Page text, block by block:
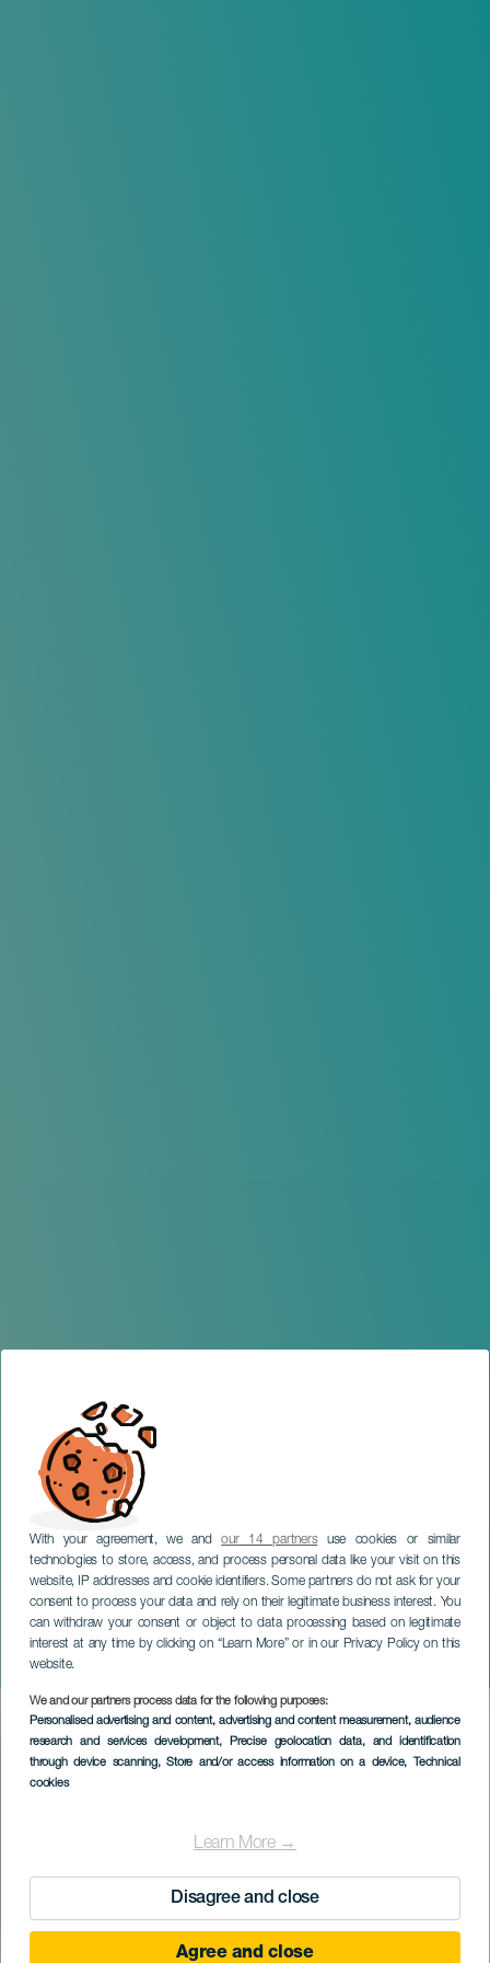
With your agreement, we andour 14 partnersuse cookies or similar
technologies to store, access, and process personal data like your visit on this
website, IP addresses and cookie identifiers. Some partners do not ask for your
consent to process your data and rely on their legitimate business interest. You
can withdraw your consent or object to data processing based on legitimate
interest at any time by clicking on “Learn More” or in our Privacy Policy on this
website.
We and our partners process data for the following purposes:
Personalised advertising and content, advertising and content measurement, audience
research and services development, Precise geolocation data, and identification
through device scanning, Store and/or access information on a device, Technical
cookies
Learn More →
Disagree and close
Agree and close
Hantverksmässa Los
Realejos
TENERIFE
Imagen
Listado